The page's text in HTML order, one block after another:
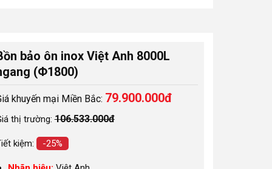
bảo ôn inox Việt Anh 8000L
(Φ1800)
khuyến mại Miền Bắc: 79.900.000đ
thị trường:106.533.000đ
kiệm: -25%